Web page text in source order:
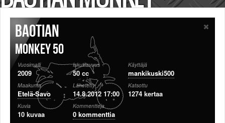
Säännöt ja ohjeet
Uudet ajoneuvot
Uudet kuvat
Uudet videot
Uudet kommentit
MYYDÄÄN
Ohjeet
Ajoneuvot
Osat
Baotian
Monkey 50
Vuosimalli
2009
Iskutilavuus
50 cc
Käyttäjä
mankikuski500
Maakunta
Etelä-Savo
Lähetetty
14.8.2012 17:00
Katsottu
1274 kertaa
Kuvia
10 kuvaa
Kommentteja
0 kommenttia